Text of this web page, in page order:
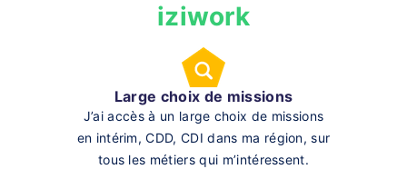
iziwork
Large choix de missions
J’ai accès à un large choix de missions
en intérim, CDD, CDI dans ma région, sur
tous les métiers qui m’intéressent.